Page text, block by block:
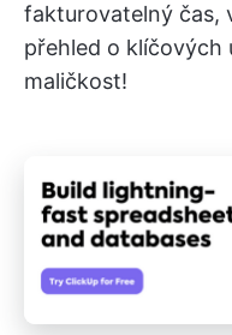
fakturovatelný čas,
přehled o klíčových
maličkost!